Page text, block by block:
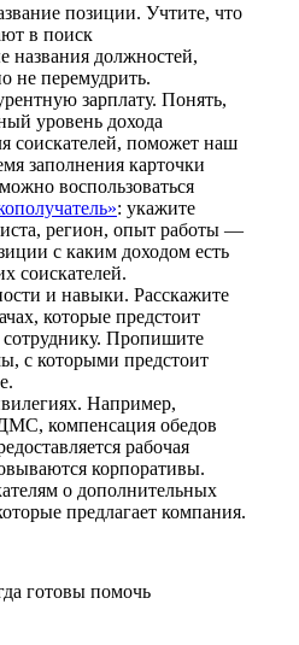
позиции. Учтите, что
в поиск
названия должностей,
не перемудрить.
зарплату. Понять,
уровень дохода
соискателей, поможет наш
заполнения карточки
воспользоваться
: укажите
регион, опыт работы —
с каким доходом есть
соискателей.
и навыки. Расскажите
которые предстоит
Пропишите
с которыми предстоит
Например,
компенсация обедов
рабочая
корпоративы.
о дополнительных
предлагает компания.
готовы помочь